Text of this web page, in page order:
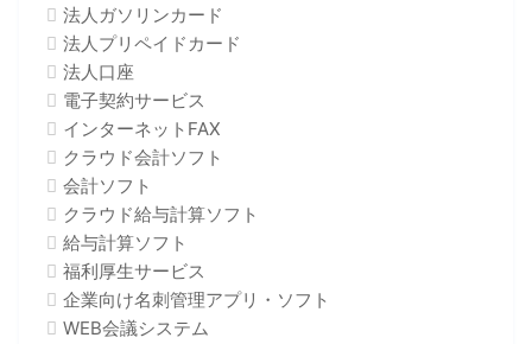
法人ガソリンカード
法人プリペイドカード
法人口座
電子契約サービス
インターネットFAX
クラウド会計ソフト
会計ソフト
クラウド給与計算ソフト
給与計算ソフト
福利厚生サービス
企業向け名刺管理アプリ・ソフト
WEB会議システム